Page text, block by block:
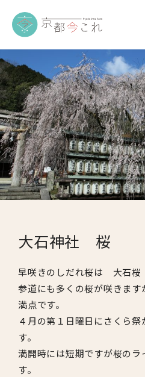
大石神社 桜
早咲きのしだれ桜は 大石桜
参道にも多くの桜が咲きま
満点です。
４月の第１日曜日にさくら
す。
満開時には短期ですが桜の
す。